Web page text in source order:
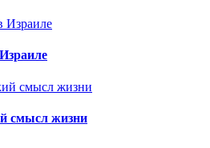
смысл жизни